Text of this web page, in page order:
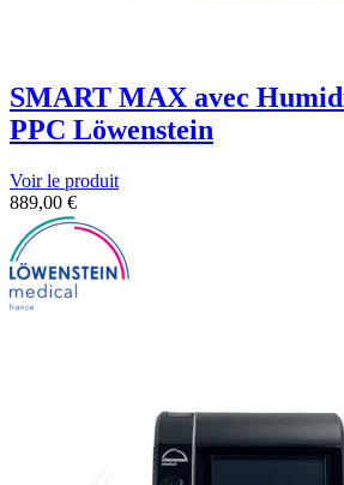
SMART MAX avec
PPC Löwenstein
Voir le produit
889,00 €